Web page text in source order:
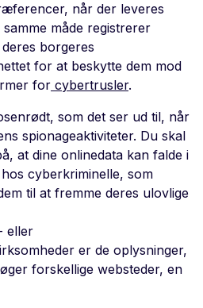
når der leveres
måde registrerer
borgeres
for at beskytte dem mod
for cybertrusler.
som det ser ud til, når
spionageaktiviteter. Du skal
at dine onlinedata kan falde i
cyberkriminelle, som
til at fremme deres ulovlige
eller
er de oplysninger,
forskellige websteder, en